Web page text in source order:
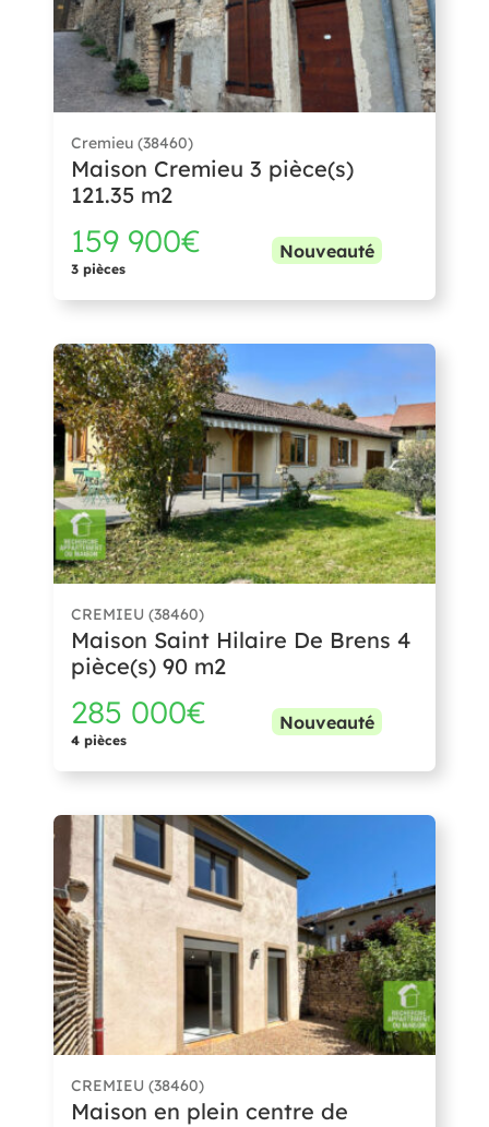
Cremieu (38460)
Maison Cremieu 3 pièce(s)
121.35 m2
159 900€
3 pièces
Nouveauté
CREMIEU (38460)
Maison Saint Hilaire De Brens 4
pièce(s) 90 m2
285 000€
4 pièces
Nouveauté
CREMIEU (38460)
Maison en plein centre de